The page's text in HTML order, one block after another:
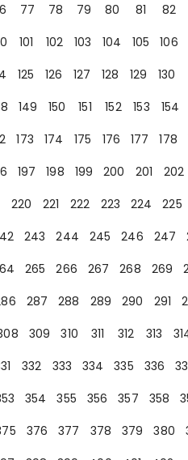
77 78 79 80 81 82
101 102 103 104 105 106
125 126 127 128 129 130
149 150 151 152 153 154
173 174 175 176 177 178
197 198 199 200 201 202
220 221 222 223 224 225
243 244 245 246 247
265 266 267 268 269
287 288 289 290 291
309 310 311 312 313
332 333 334 335 336
354 355 356 357 358
376 377 378 379 380